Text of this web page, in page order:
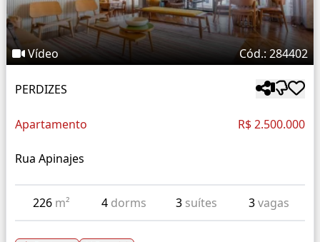
Vídeo Cód.: 284402
PERDIZES
Apartamento R$ 2.500.000
Rua Apinajes
226 m² 4 dorms 3 suítes 3vagas